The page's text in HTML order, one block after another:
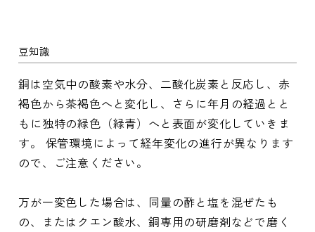
豆知識
銅は空気中の酸素や水分、二酸化炭素と反応し、赤
褐色から茶褐色へと変化し、さらに年月の経過とと
もに独特の緑色（緑青）へと表面が変化していきま
す。 保管環境によって経年変化の進行が異なります
ので、ご注意ください。
万が一変色した場合は、同量の酢と塩を混ぜたも
の、またはクエン酸水、銅専用の研磨剤などで磨く